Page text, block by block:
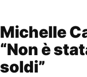
Michelle
“Non è
soldi”